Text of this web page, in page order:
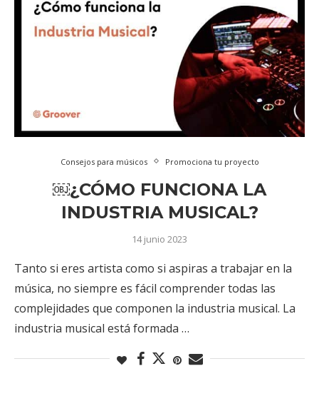
Consejos para músicos Promociona tu proyecto
￼¿CÓMO FUNCIONA LA
INDUSTRIA MUSICAL?
14 junio 2023
Tanto si eres artista como si aspiras a trabajar en la
música, no siempre es fácil comprender todas las
complejidades que componen la industria musical. La
industria musical está formada …